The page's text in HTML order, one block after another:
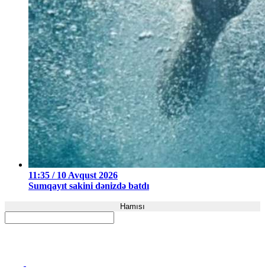
11:35 / 10 Avqust 2026
Sumqayıt sakini dənizdə batdı
Hamısı